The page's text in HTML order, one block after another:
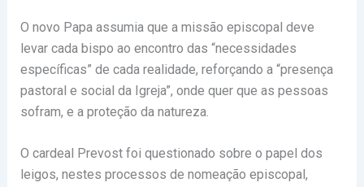
O novo Papa assumia que a missão episcopal deve
levar cada bispo ao encontro das “necessidades
específicas” de cada realidade, reforçando a “presença
pastoral e social da Igreja”, onde quer que as pessoas
sofram, e a proteção da natureza.
O cardeal Prevost foi questionado sobre o papel dos
leigos, nestes processos de nomeação episcopal,